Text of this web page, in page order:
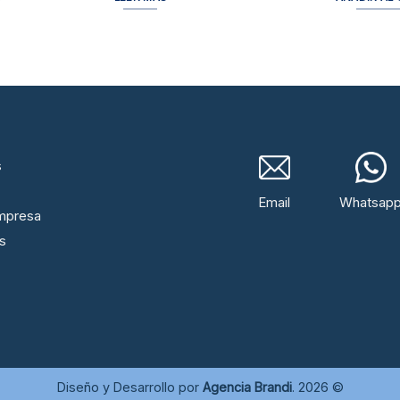
Email
Diseño y Desarrollo por Agencia Brandi. 2026 ©